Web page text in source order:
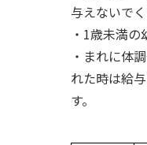
与えないでく
・1歳未満の
・まれに体
れた時は給
す。